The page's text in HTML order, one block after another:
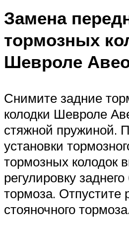
Замена
тормозных
Шевроле
Снимите задние
колодки Шевроле
стяжной пружиной.
установки
тормозных колодок
регулировку
тормоза. Отпустите
стояночного